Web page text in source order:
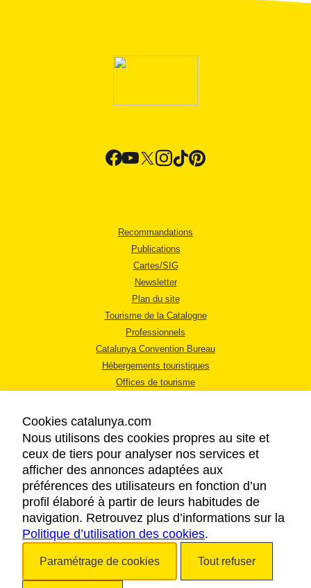
Recommandations
Publications
Cartes/SIG
Newsletter
Plan du site
Tourisme de la Catalogne
Professionnels
Catalunya Convention Bureau
Hébergements touristiques
Offices de tourisme
MENTIONS LÉGALES
RÈGLES DE CONFIDENTIALITÉ
COOKIES
ACCESSIBILITÉ
Cookies catalunya.com
Nous utilisons des cookies propres au site et
ceux de tiers pour analyser nos services et
afficher des annonces adaptées aux
préférences des utilisateurs en fonction d’un
profil élaboré à partir de leurs habitudes de
navigation. Retrouvez plus d’informations sur la
Politique d’utilisation des cookies.
Paramétrage de cookies Tout refuser